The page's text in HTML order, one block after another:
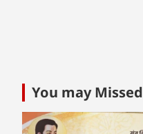
You may Missed